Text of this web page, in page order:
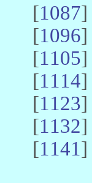
[1087]
[1096]
[1105]
[1114]
[1123]
[1132]
[1141]